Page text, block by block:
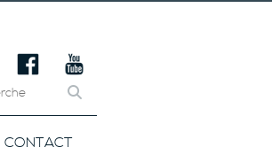
CONTACT